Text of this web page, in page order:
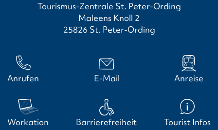
Tourismus-Zentrale St. Peter-Ording
Maleens Knoll 2
25826 St. Peter-Ording
Anrufen E-Mail Anreise
Workation Barrierefreiheit Tourist Infos